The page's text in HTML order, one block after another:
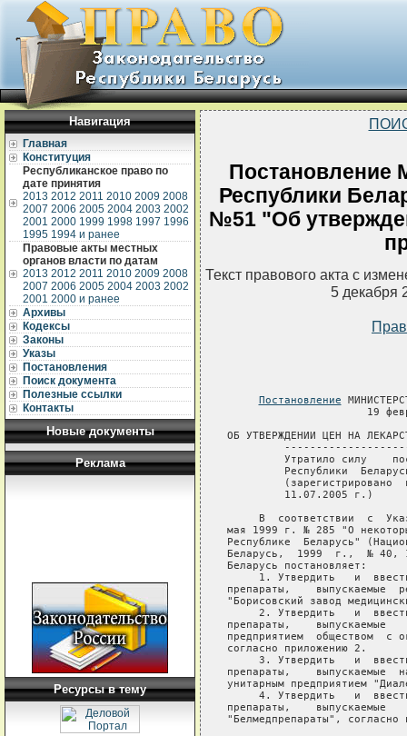
Навигация
Главная
Конституция
Республиканское право по
дате принятия
2013 2012 2011 2010 2009 2008
2007 2006 2005 2004 2003 2002
2001 2000 1999 1998 1997 1996
1995 1994 и ранее
Правовые акты местных
органов власти по датам
2013 2012 2011 2010 2009 2008
2007 2006 2005 2004 2003 2002
2001 2000 и ранее
Архивы
Кодексы
Законы
Указы
Постановления
Поиск документа
Полезные ссылки
Контакты
Новые документы
Реклама
Ресурсы в тему
Постановление
Республики
№51 "Об
Текст правового акта с
5 декабря
Постановление
19
ОБ УТВЕРЖДЕНИИ ЦЕН НА
Утратило силу
Республики
(зарегистрировано
         11.07.2005 г.)
В  соответствии  с
мая 1999 г. № 285 "О
Республике  Беларусь"
Беларусь,  1999  г.,  № 40, 1/
Беларусь постановляет:
1. Утвердить   и
препараты,    выпускаемые
"Борисовский завод
2. Утвердить   и
препараты,    выпускаемые
предприятием  обществом  с
согласно приложению 2.
3. Утвердить   и
препараты,    выпускаемые
унитарным предприятием
4. Утвердить   и
препараты,    выпускаемые
"Белмедпрепараты", согласно